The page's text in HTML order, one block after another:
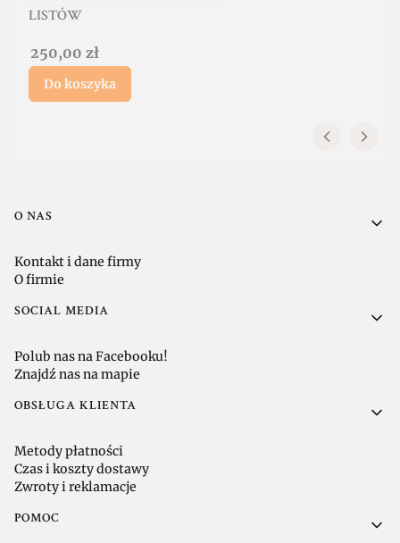
LISTÓW
Cena
250,00 zł
Do koszyka
Linki w stopce
O NAS
Kontakt i dane firmy
O firmie
SOCIAL MEDIA
Polub nas na Facebooku!
Znajdź nas na mapie
OBSŁUGA KLIENTA
Metody płatności
Czas i koszty dostawy
Zwroty i reklamacje
POMOC